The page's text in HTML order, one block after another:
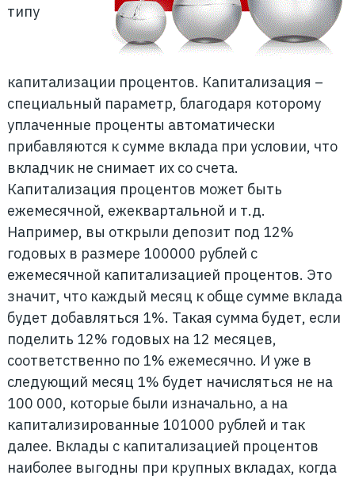
типу
капитализации процентов. Капитализация –
специальный параметр, благодаря которому
уплаченные проценты автоматически
прибавляются к сумме вклада при условии, что
вкладчик не снимает их со счета.
Капитализация процентов может быть
ежемесячной, ежеквартальной и т.д.
Например, вы открыли депозит под 12%
годовых в размере 100000 рублей с
ежемесячной капитализацией процентов. Это
значит, что каждый месяц к обще сумме вклада
будет добавляться 1%. Такая сумма будет, если
поделить 12% годовых на 12 месяцев,
соответственно по 1% ежемесячно. И уже в
следующий месяц 1% будет начисляться не на
100 000, которые были изначально, а на
капитализированные 101000 рублей и так
далее. Вклады с капитализацией процентов
наиболее выгодны при крупных вкладах, когда